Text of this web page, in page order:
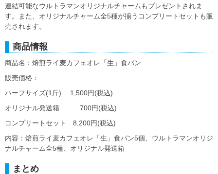
連結可能なウルトラマンオリジナルチャームもプレゼントされま
す。また、オリジナルチャーム全5種が揃うコンプリートセットも販
売されます。
商品情報
商品名：焙煎ライ麦カフェオレ「生」食パン
販売価格：
ハーフサイズ(1斤) 1,500円(税込)
オリジナル発送箱 700円(税込)
コンプリートセット 8,200円(税込)
内容：焙煎ライ麦カフェオレ「生」食パン5個、ウルトラマンオリジ
ナルチャーム全5種、オリジナル発送箱
まとめ